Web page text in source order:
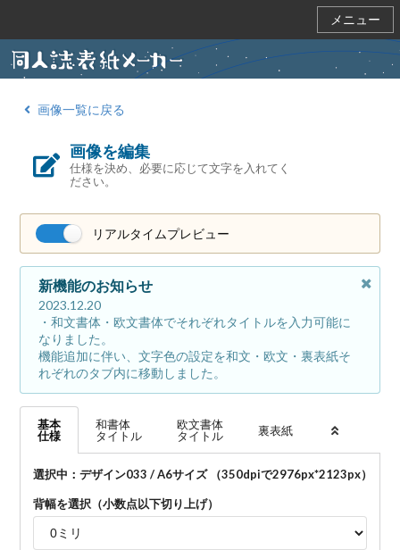
メニュー
画像一覧に戻る
画像を編集
仕様を決め、必要に応じて文字を入れてく
ださい。
リアルタイムプレビュー
新機能のお知らせ
2023.12.20
・和文書体・欧文書体でそれぞれタイトルを入力可能に
なりました。
機能追加に伴い、文字色の設定を和文・欧文・裏表紙そ
れぞれのタブ内に移動しました。
基本
仕様
和書体
タイトル
欧文書体
タイトル
裏表紙
選択中：デザイン033 / A6サイズ （350dpiで2976px*2123px）
背幅を選択（小数点以下切り上げ）